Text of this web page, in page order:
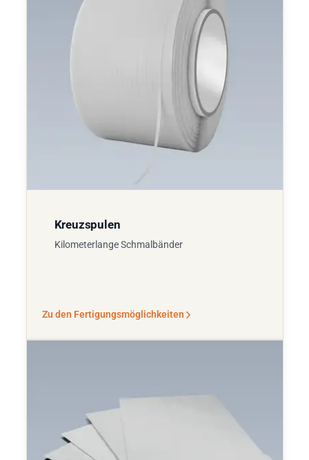
Kreuzspulen
Kilometerlange Schmalbänder
Zu den Fertigungsmöglichkeiten